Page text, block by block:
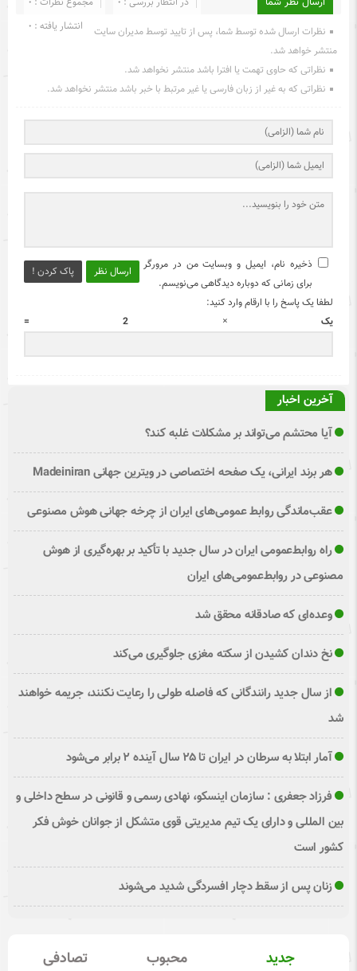
انتشار یافته : 0
نظرات ارسال شده توسط شما، پس از تایید توسط مدیران سایت
منتشر خواهد شد.
نظراتی که حاوی تهمت یا افترا باشد منتشر نخواهد شد.
نظراتی که به غیر از زبان فارسی یا غیر مرتبط با خبر باشد منتشر نخواهد شد.
ارسال نظر پاک کردن !
ذخیره نام، ایمیل و وبسایت من در مرورگر
برای زمانی که دوباره دیدگاهی می‌نویسم.
لطفا یک پاسخ را با ارقام وارد کنید:
یک × 2 =
آخرین اخبار
آیا محتشم می‌تواند بر مشکلات غلبه کند؟
هر برند ایرانی، یک صفحه اختصاصی در ویترین جهانی Madeiniran
عقب‌ماندگی روابط عمومی‌های ایران از چرخه جهانی هوش مصنوعی
راه روابط‌عمومی ایران در سال جدید با تأکید بر بهره‌گیری از هوش
مصنوعی در روابط‌عمومی‌های ایران
وعده‌ای که صادقانه محقق شد
نخ دندان کشیدن از سکته مغزی جلوگیری می‌کند
از سال جدید رانندگانی که فاصله طولی را رعایت نکنند، جریمه خواهند
شد
آمار ابتلا به سرطان در ایران تا ۲۵ سال آینده ۲ برابر می‌شود
فرزاد جعفری : سازمان اینسکو، نهادی رسمی و قانونی در سطح داخلی و
بین المللی و دارای یک تیم مدیریتی قوی متشکل از جوانان خوش فکر
کشور است
زنان پس از سقط دچار افسردگی شدید می‌شوند
جدید محبوب تصادفی